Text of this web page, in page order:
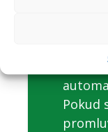
které
Pokud